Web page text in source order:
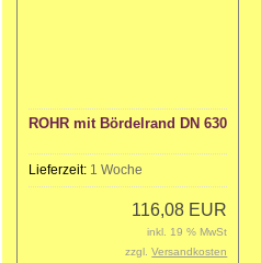
ROHR mit Bördelrand DN 630
Lieferzeit: 1 Woche
116,08 EUR
inkl. 19 % MwSt
zzgl.Versandkosten